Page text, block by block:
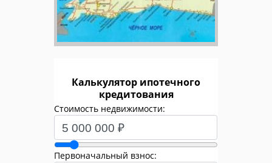
Калькулятор ипотечного
кредитования
Стоимость недвижимости:
Первоначальный взнос: